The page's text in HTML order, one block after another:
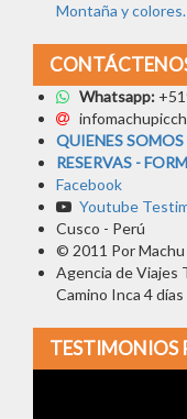
Montaña y colores.
Whatsapp:
QUIENES SOMOS
RESERVAS -
Facebook
Youtube
Cusco - Perú
© 2011 Por Machu
Agencia de Viajes
Camino Inca 4 días
TESTIMONIOS